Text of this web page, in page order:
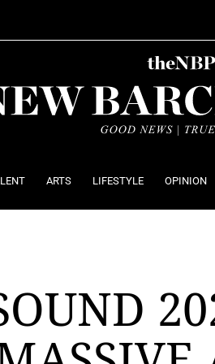
ARTS LIFESTYLE OPINION